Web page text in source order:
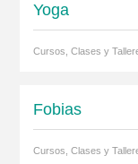
Yoga
Cursos, Clases y
Fobias
Cursos, Clases y